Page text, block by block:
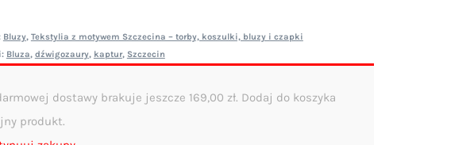
Bluzy, Tekstylia z motywem Szczecina – torby, koszulki, bluzy i czapki
Bluza, dźwigozaury, kaptur, Szczecin
dostawy brakuje jeszcze 169,00 zł. Dodaj do koszyka
produkt.